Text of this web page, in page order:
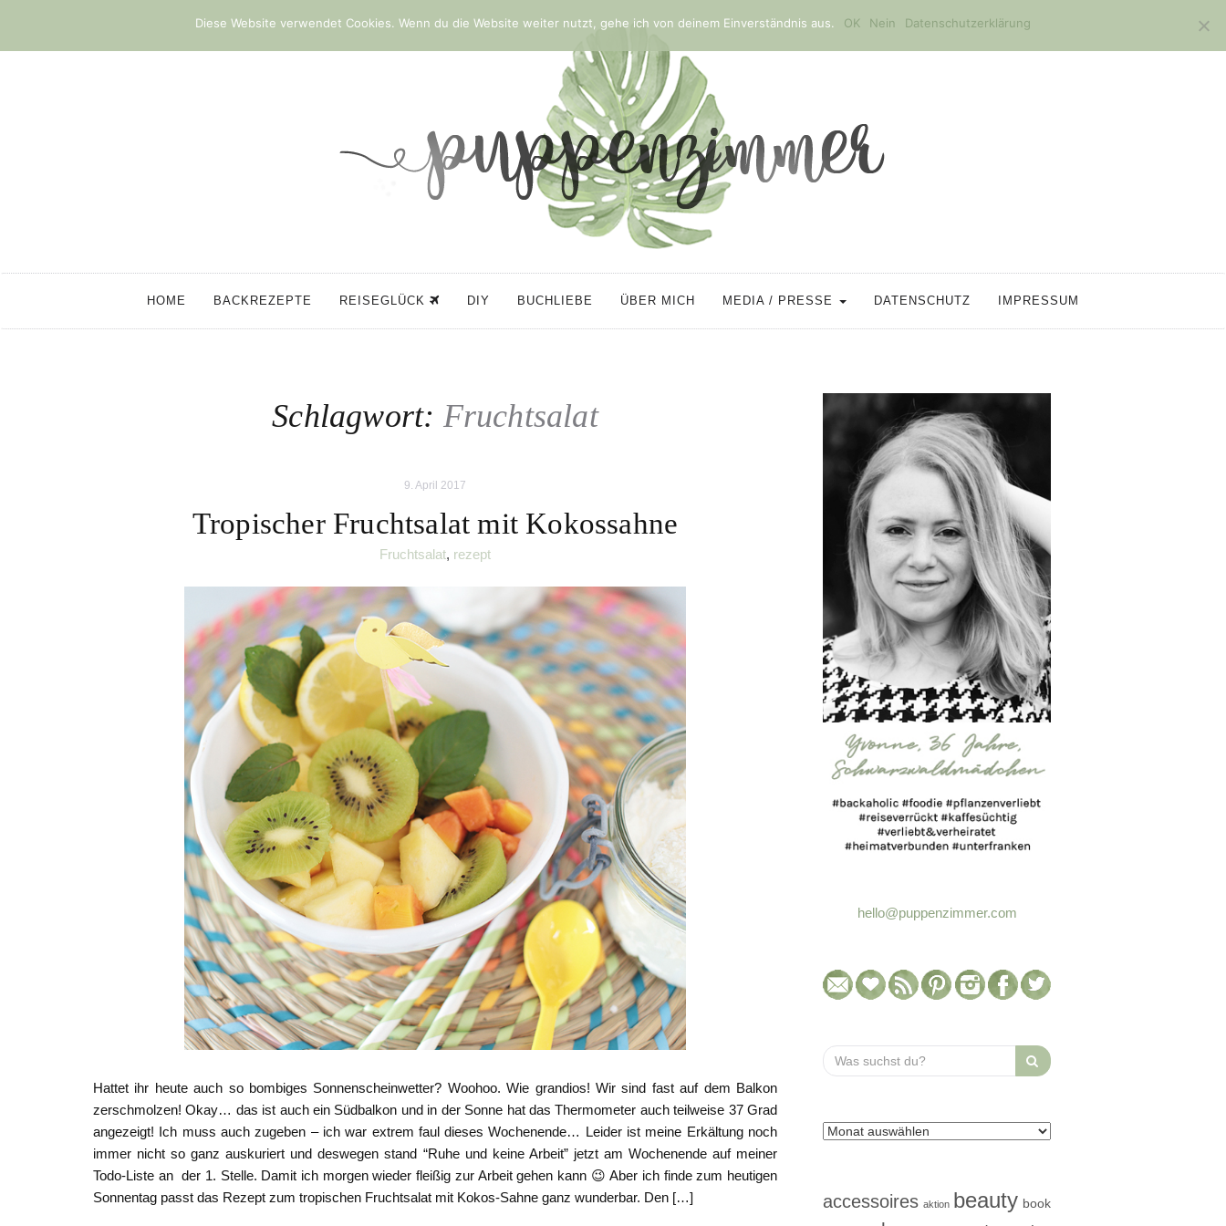
HOME BACKREZEPTE REISEGLÜCK DIY BUCHLIEBE ÜBER MICH MEDIA / PRESSE DATENSCHUTZ IMPRESSUM
Schlagwort: Fruchtsalat
9. April 2017
Tropischer Fruchtsalat mit Kokossahne
Fruchtsalat, rezept
Hattet ihr heute auch so bombiges Sonnenscheinwetter? Woohoo. Wie grandios! Wir sind fast auf dem Balkon
zerschmolzen! Okay… das ist auch ein Südbalkon und in der Sonne hat das Thermometer auch teilweise 37 Grad
angezeigt! Ich muss auch zugeben – ich war extrem faul dieses Wochenende… Leider ist meine Erkältung noch
immer nicht so ganz auskuriert und deswegen stand “Ruhe und keine Arbeit” jetzt am Wochenende auf meiner
Todo-Liste an der 1. Stelle. Damit ich morgen wieder fleißig zur Arbeit gehen kann 😉 Aber ich finde zum heutigen
Sonnentag passt das Rezept zum tropischen Fruchtsalat mit Kokos-Sahne ganz wunderbar. Den […]
hello@puppenzimmer.com
Search
for:
accessoires aktion beauty book
Diese Website verwendet Cookies. Wenn du die Website weiter nutzt, gehe ich von deinem Einverständnis aus. OK Nein Datenschutzerklärung